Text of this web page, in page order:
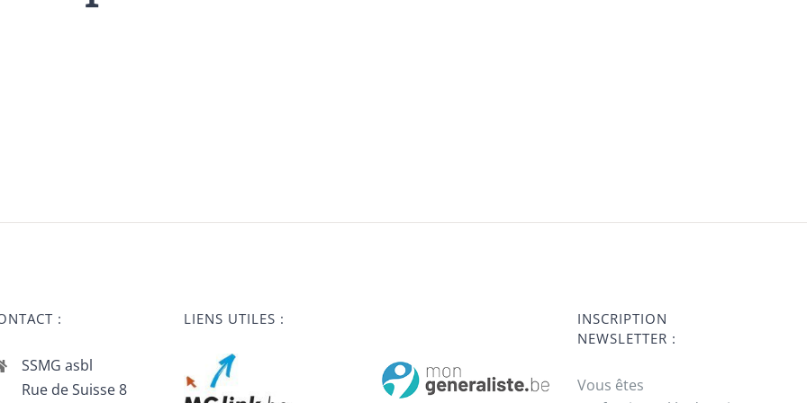
:
SSMG asbl
Rue de Suisse 8
LIENS UTILES :
INSCRIPTION
NEWSLETTER :
Vous êtes